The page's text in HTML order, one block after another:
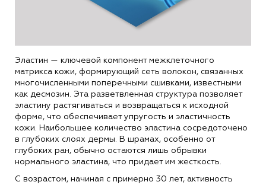
Эластин — ключевой компонент межклеточного
матрикса кожи, формирующий сеть волокон, связанных
многочисленными поперечными сшивками, известными
как десмозин. Эта разветвленная структура позволяет
эластину растягиваться и возвращаться к исходной
форме, что обеспечивает упругость и эластичность
кожи. Наибольшее количество эластина сосредоточено
в глубоких слоях дермы. В шрамах, особенно от
глубоких ран, обычно остаются лишь обрывки
нормального эластина, что придает им жесткость.
С возрастом, начиная с примерно 30 лет, активность